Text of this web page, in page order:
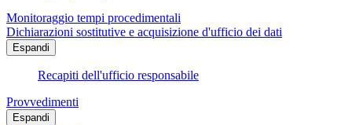
Monitoraggio tempi procedimentali
Dichiarazioni sostitutive e acquisizione d'ufficio dei dati
Espandi
Recapiti dell'ufficio responsabile
Provvedimenti
Espandi